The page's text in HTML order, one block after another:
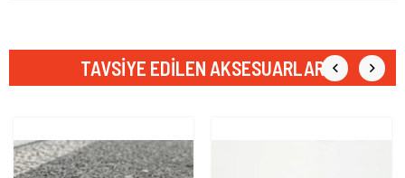
TAVSIYE EDILEN AKSESUARLAR